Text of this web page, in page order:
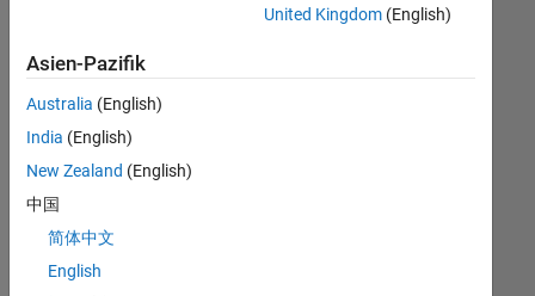
noch
keine
offenen
Stellen
können,
die
Ihren
United Kingdom(English)
Asien-Pazifik
Australia (English)
India (English)
New Zealand (English)
中国
简体中文
English